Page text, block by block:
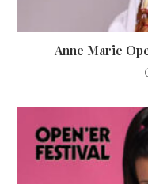
Anne Marie